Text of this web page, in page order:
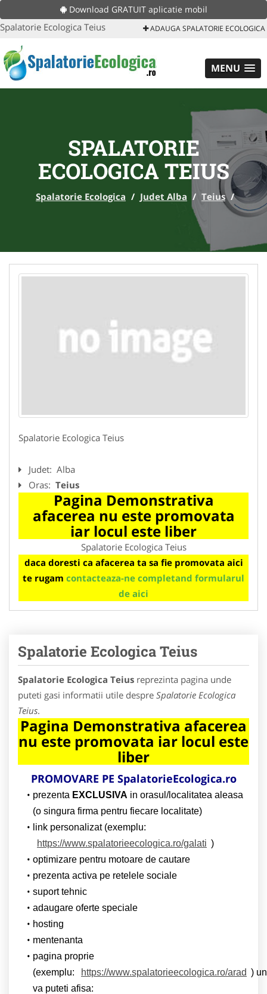
Download GRATUIT aplicatie mobil
Spalatorie Ecologica Teius ADAUGA SPALATORIE ECOLOGICA
MENU
SPALATORIE
ECOLOGICA TEIUS
Spalatorie Ecologica / Judet Alba / Teius /
Spalatorie Ecologica Teius
Judet: Alba
Oras: Teius
Pagina Demonstrativa
afacerea nu este promovata
iar locul este liber
Spalatorie Ecologica Teius
daca doresti ca afacerea ta sa fie promovata aici
te rugam contacteaza-ne completand formularul
de aici
Spalatorie Ecologica Teius
Spalatorie Ecologica Teius reprezinta pagina unde
puteti gasi informatii utile despre Spalatorie Ecologica
Teius.
Pagina Demonstrativa afacerea
nu este promovata iar locul este
liber
PROMOVARE PE SpalatorieEcologica.ro
prezenta EXCLUSIVA in orasul/localitatea aleasa
(o singura firma pentru fiecare localitate)
link personalizat (exemplu:
https://www.spalatorieecologica.ro/galati )
optimizare pentru motoare de cautare
prezenta activa pe retelele sociale
suport tehnic
adaugare oferte speciale
hosting
mentenanta
pagina proprie
(exemplu:
https://www.spalatorieecologica.ro/arad )
va puteti afisa: